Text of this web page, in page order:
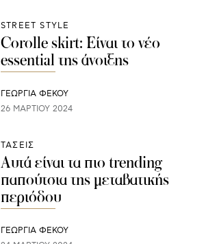
STREET STYLE
Corolle skirt: Είναι το νέο
essential της άνοιξης
ΓΕΩΡΓΙΑ ΦΕΚΟΥ
26 ΜΑΡΤΊΟΥ 2024
ΤΑΣΕΙΣ
Αυτά είναι τα πιο trending
παπούτσια της μεταβατικής
περιόδου
ΓΕΩΡΓΙΑ ΦΕΚΟΥ